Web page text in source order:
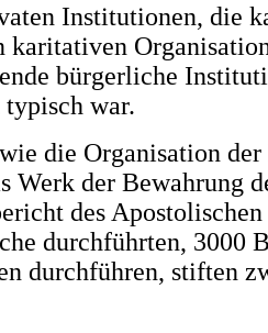
Institutionen, die
bürgerliche
war.
die Organisation
der Bewahrung
des Apostolischen
durchführten, 3000
durchführen, stiften